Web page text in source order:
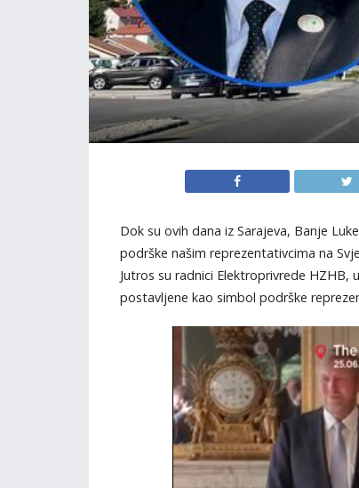
Dok su ovih dana iz Sarajeva, Banje
podrške našim reprezentativcima na
Jutros su radnici Elektroprivrede HZHB,
postavljene kao simbol podrške